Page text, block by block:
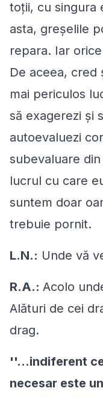
toţii, cu singura
asta, greşelile
repara. Iar
De aceea, cred
mai periculos
să exagerezi şi
autoevaluezi
subevaluare
lucrul cu care
suntem doar
trebuie pornit.
L.N.: Unde vă
R.A.: Acolo
Alături de cei
drag.
''...indiferent
necesar este